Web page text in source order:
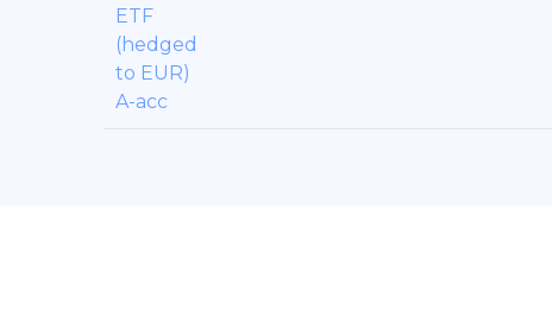
ETF
(hedged
to EUR)
A-acc